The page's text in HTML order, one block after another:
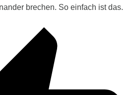
brechen. So einfach ist das.